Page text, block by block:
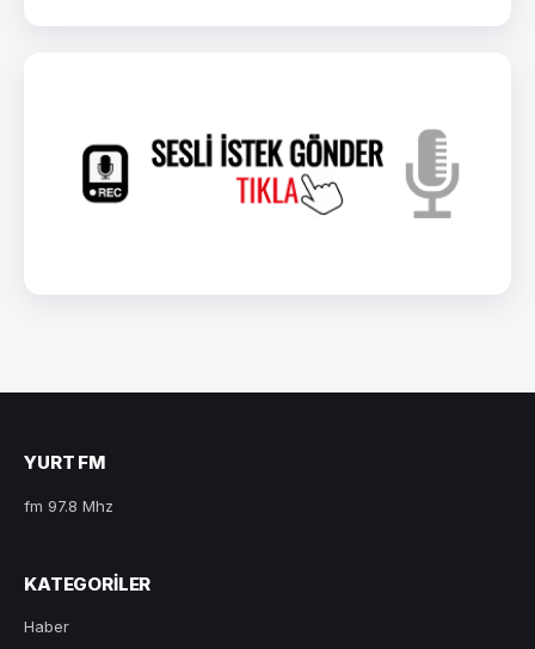
YURT FM
fm 97.8 Mhz
KATEGORILER
Haber